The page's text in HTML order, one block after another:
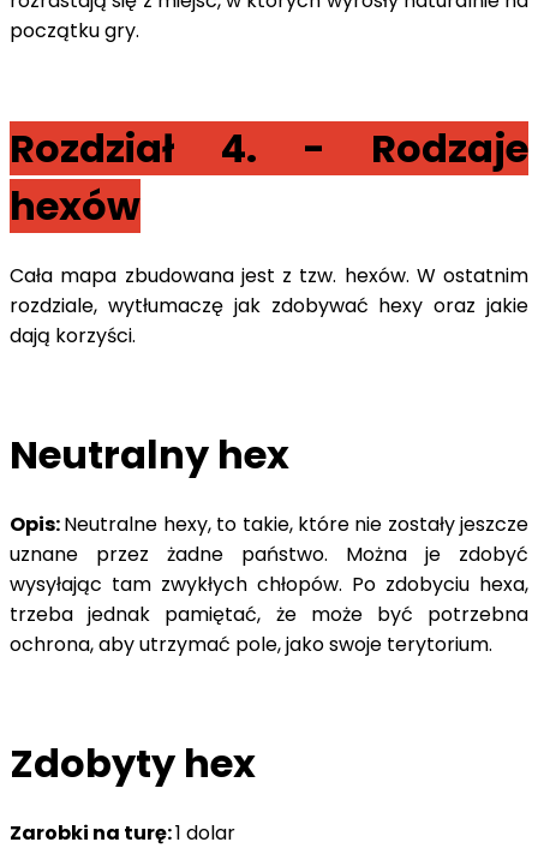
początku gry.
Rozdział 4. - Rodzaje
hexów
Cała mapa zbudowana jest z tzw. hexów. W ostatnim
rozdziale, wytłumaczę jak zdobywać hexy oraz jakie
dają korzyści.
Neutralny hex
Opis:Neutralne hexy, to takie, które nie zostały jeszcze
uznane przez żadne państwo. Można je zdobyć
wysyłając tam zwykłych chłopów. Po zdobyciu hexa,
trzeba jednak pamiętać, że może być potrzebna
ochrona, aby utrzymać pole, jako swoje terytorium.
Zdobyty hex
Zarobki na turę:1 dolar